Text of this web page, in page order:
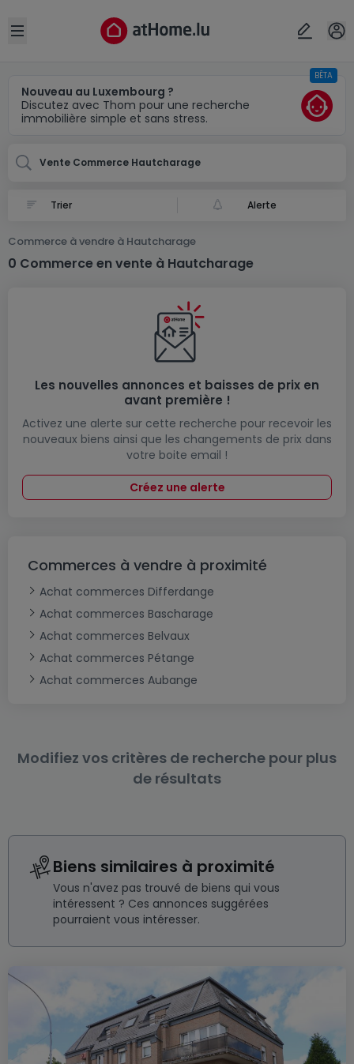
Open sidebar
Nouveau au Luxembourg ?
Discutez avec Thom pour une recherche
immobilière simple et sans stress.
BÊTA
Vente Commerce Hautcharage
Alerte
Commerce à vendre à Hautcharage
0 Commerce en vente à Hautcharage
Les nouvelles annonces et baisses de prix en
avant première !
Activez une alerte sur cette recherche pour recevoir les
nouveaux biens ainsi que les changements de prix dans
votre boite email !
Créez une alerte
Commerces à vendre à proximité
Achat commerces Differdange
Achat commerces Bascharage
Achat commerces Belvaux
Achat commerces Pétange
Achat commerces Aubange
Modifiez vos critères de recherche pour plus
de résultats
Biens similaires à proximité
Vous n'avez pas trouvé de biens qui vous
intéressent ? Ces annonces suggérées
pourraient vous intéresser.
Localité(s)
Annuler OK